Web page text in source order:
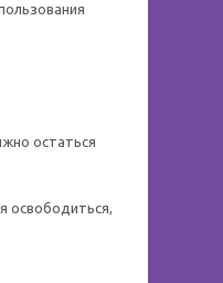
остаться
освободиться,